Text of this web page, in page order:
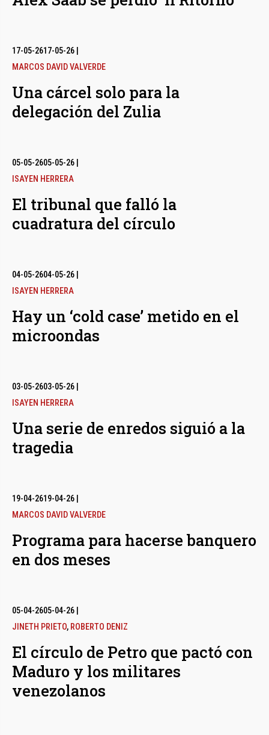
17-05-2617-05-26
MARCOS DAVID VALVERDE
Una cárcel solo para la
delegación del Zulia
05-05-2605-05-26
ISAYEN HERRERA
El tribunal que falló la
cuadratura del círculo
04-05-2604-05-26
ISAYEN HERRERA
Hay un ‘cold case’ metido en el
microondas
03-05-2603-05-26
ISAYEN HERRERA
Una serie de enredos siguió a la
tragedia
19-04-2619-04-26
MARCOS DAVID VALVERDE
Programa para hacerse banquero
en dos meses
05-04-2605-04-26
JINETH PRIETO, ROBERTO DENIZ
El círculo de Petro que pactó con
Maduro y los militares
venezolanos